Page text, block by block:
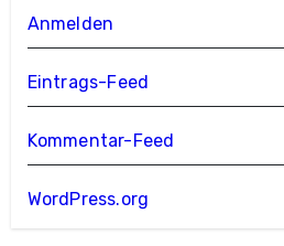
Anmelden
Eintrags-Feed
Kommentar-Feed
WordPress.org